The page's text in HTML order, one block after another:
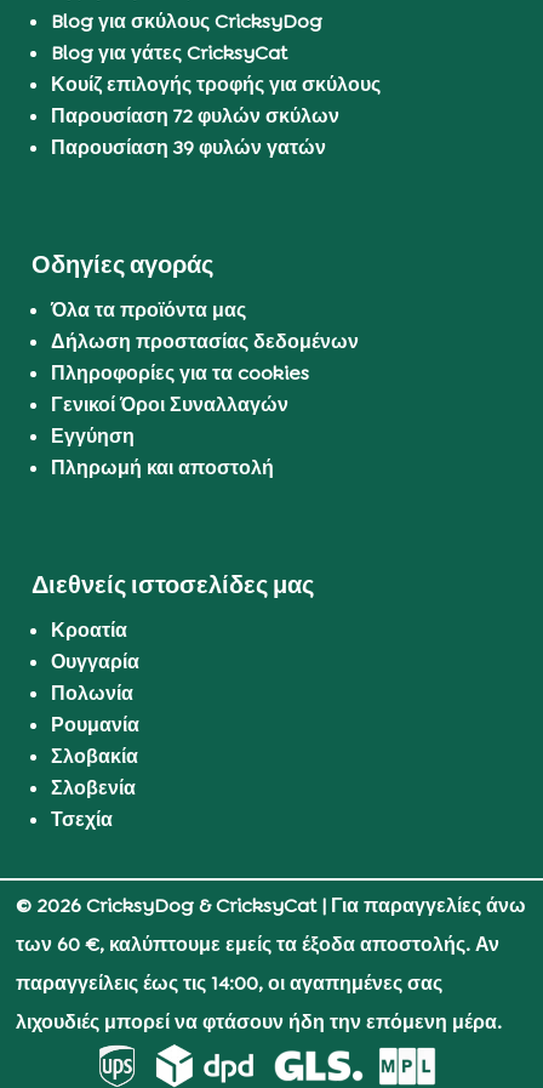
Blog για σκύλους CricksyDog
Blog για γάτες CricksyCat
Κουίζ επιλογής τροφής για σκύλους
Παρουσίαση 72 φυλών σκύλων
Παρουσίαση 39 φυλών γατών
Οδηγίες αγοράς
Όλα τα προϊόντα μας
Δήλωση προστασίας δεδομένων
Πληροφορίες για τα cookies
Γενικοί Όροι Συναλλαγών
Εγγύηση
Πληρωμή και αποστολή
Διεθνείς ιστοσελίδες μας
Κροατία
Ουγγαρία
Πολωνία
Ρουμανία
Σλοβακία
Σλοβενία
Τσεχία
© 2026 CricksyDog & CricksyCat| Για παραγγελίες άνω
των 60 €, καλύπτουμε εμείς τα έξοδα αποστολής. Αν
παραγγείλεις έως τις 14:00, οι αγαπημένες σας
λιχουδιές μπορεί να φτάσουν ήδη την επόμενη μέρα.